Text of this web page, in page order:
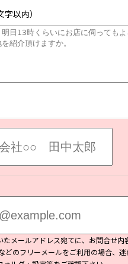
字以内）
メールアドレス宛てに、お問合せ内
のフリーメールをご利用の場合、迷